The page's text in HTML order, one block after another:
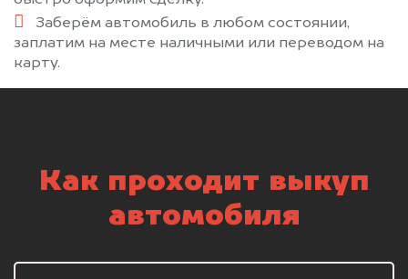
Заберём автомобиль в любом состоянии,
заплатим на месте наличными или переводом на
карту.
Как проходит выкуп
автомобиля